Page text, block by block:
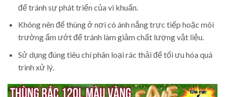
để tránh sự phát triển của vi khuẩn.
Không nên để thùng ở nơi có ánh nắng trực tiếp hoặc môi
trường ẩm ướt để tránh làm giảm chất lượng vật liệu.
Sử dụng đúng tiêu chí phân loại rác thải để tối ưu hóa quá
trình xử lý.